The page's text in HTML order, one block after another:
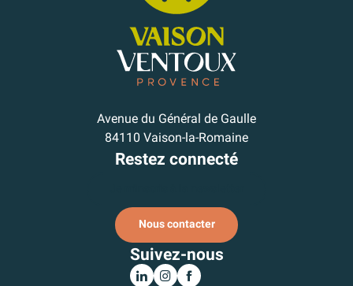
Avenue du Général de Gaulle
84110 Vaison-la-Romaine
Restez connecté
Nous contacter
Suivez-nous